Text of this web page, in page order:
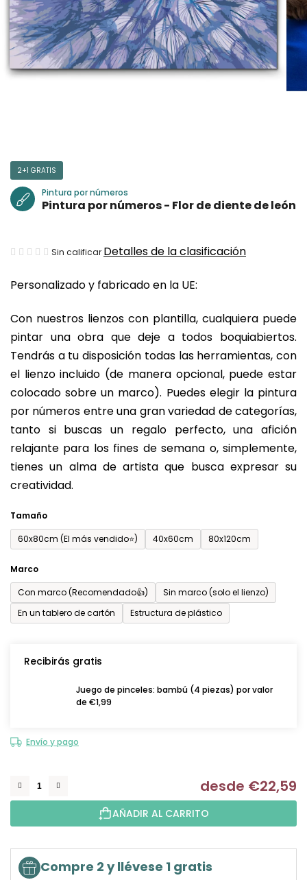
Personalizado y fabricado en la UE:
Con nuestros lienzos con plantilla, cualquiera puede
pintar una obra que deje a todos boquiabiertos.
Tendrás a tu disposición todas las herramientas, con
el lienzo incluido (de manera opcional, puede estar
colocado sobre un marco). Puedes elegir la pintura
por números entre una gran variedad de categorías,
tanto si buscas un regalo perfecto, una afición
relajante para los fines de semana o, simplemente,
tienes un alma de artista que busca expresar su
creatividad.
Tamaño
60x80cm (El más vendido⭐)
40x60cm 80x120cm
Marco
Con marco (Recomendado👍)
Sin marco (solo el lienzo)
En un tablero de cartón
Estructura de plástico
Recibirás gratis
Juego de pinceles: bambú (4 piezas) por valor
de €1,99
Envío y pago
desde €22,59
AÑADIR AL CARRITO
Compre 2 y llévese 1 gratis
2+1 GRATIS
Pintura por números
Pintura por números - Flor de diente de león
La
media
producto
es
de
0,0
sobre
5
estrellas.
Sin calificar Detalles de la clasificación